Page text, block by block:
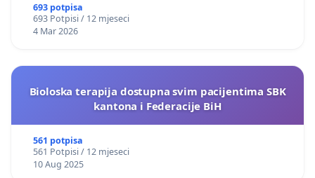
693 potpisa
693 Potpisi / 12 mjeseci
4 Mar 2026
Bioloska terapija dostupna svim pacijentima SBK
kantona i Federacije BiH
561 potpisa
561 Potpisi / 12 mjeseci
10 Aug 2025